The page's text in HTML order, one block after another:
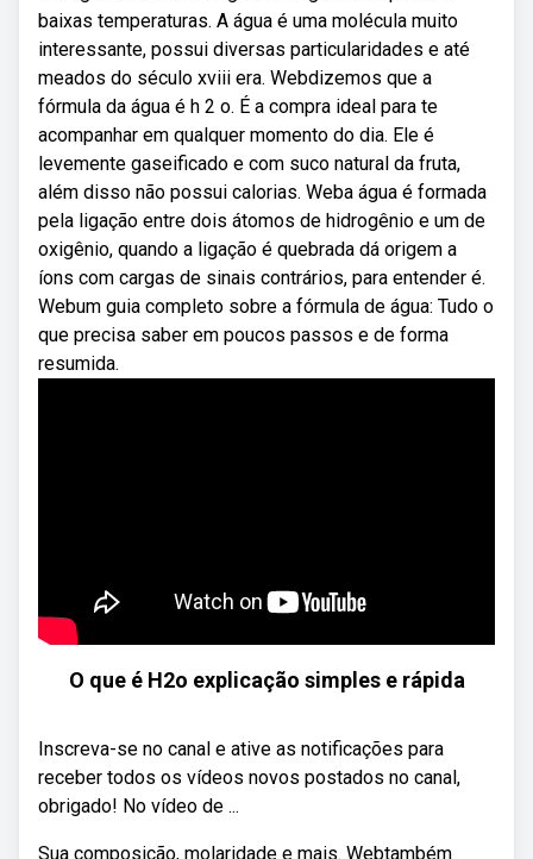
baixas temperaturas. A água é uma molécula muito
interessante, possui diversas particularidades e até
meados do século xviii era. Webdizemos que a
fórmula da água é h 2 o. É a compra ideal para te
acompanhar em qualquer momento do dia. Ele é
levemente gaseificado e com suco natural da fruta,
além disso não possui calorias. Weba água é formada
pela ligação entre dois átomos de hidrogênio e um de
oxigênio, quando a ligação é quebrada dá origem a
íons com cargas de sinais contrários, para entender é.
Webum guia completo sobre a fórmula de água: Tudo o
que precisa saber em poucos passos e de forma
resumida.
O que é H2o explicação simples e rápida
Inscreva-se no canal e ative as notificações para
receber todos os vídeos novos postados no canal,
obrigado! No vídeo de ...
Sua composição, molaridade e mais. Webtambém